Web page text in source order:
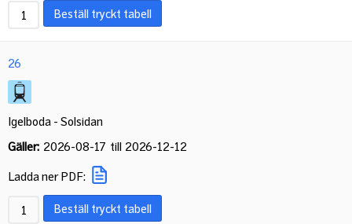
Beställ tryckt tabell
26
Igelboda - Solsidan
Gäller: 2026-08-17 till 2026-12-12
Ladda ner PDF:
Beställ tryckt tabell